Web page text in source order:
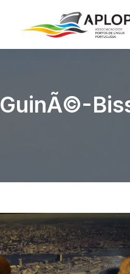
GuinÃ©-